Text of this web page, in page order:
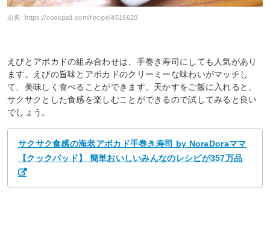
出典: https://cookpad.com/recipe/4516620
えびとアボカドの組み合わせは、手巻き寿司にしても人気があり
ます。えびの旨味とアボカドのクリーミーな味わいがマッチし
て、美味しく食べることができます。天かすをご飯に入れると、
サクサクとした食感を楽しむことができるので試してみると良い
でしょう。
サクサク食感の海老アボカド手巻き寿司 by NoraDoraママ
【クックパッド】 簡単おいしいみんなのレシピが357万品